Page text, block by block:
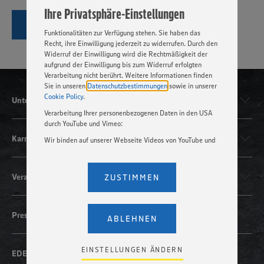
Ihre Privatsphäre-Einstellungen
„EINSTELLUNGEN ÄNDERN”. Bitte beachten Sie, dass auf
Basis Ihrer Einstellungen ggf. nicht mehr alle
Funktionalitäten zur Verfügung stehen. Sie haben das
Recht, ihre Einwilligung jederzeit zu widerrufen. Durch den
Widerruf der Einwilligung wird die Rechtmäßigkeit der
aufgrund der Einwilligung bis zum Widerruf erfolgten
Verarbeitung nicht berührt. Weitere Informationen finden
Sie in unseren Datenschutzbestimmungen sowie in unserer
Cookie Policy.
Verarbeitung Ihrer personenbezogenen Daten in den USA
durch YouTube und Vimeo:
Wir binden auf unserer Webseite Videos von YouTube und
Einstellungen bezüglich YouTube und Vimeo zu ändern,
ein, dass Ihre Daten (IP-Adresse, Zeitstempel, ggf.
Nutzerverhalten auf unserer Webseite) an die Anbieter der
Dienste YouTube und Vimeo in den USA übermittelt und
dort verarbeitet werden. Der EuGH sieht die USA als Land
angemessenen Datenschutzniveau an. Es besteht das
Risiko eines Zugriffs durch US-amerikanische Behörden.
Zudem wissen wir nicht genau, wie die Anbieter der
EINSTELLUNGEN ÄNDERN
ABLEHNEN
ZUSTIMMEN
ZUR STELLENBÖRSE
Unternehmen
Karriere
Verantwortung
Presse
EDEKA-Regionen